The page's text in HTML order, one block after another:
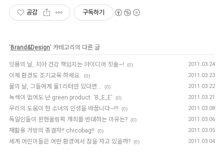
공감 구독하기
' Brand&Design' 카테고리의 다른 글
잇몸의 날, 치아 건강 책임지는 아이디어 칫솔~! (0) 2011.03.24
이제 환경도 조기교육 하세요. (0) 2011.03.23
물의 날, 그들에게 물1리터만 있다면... (0) 2011.03.22
녹색이 없어도 난 green product. 'B_E_E' (0) 2011.03.21
우리의 도움이 한 소녀의 인생을 바꿉니다~!!! (0) 2011.03.08
독일인들이 뮌헨올림픽 개최를 반대하는 이유는? (0) 2011.03.06
재활용 가방의 종결자!! chicobag!! (0) 2011.03.05
세계 어린이들은 어떤 환경에서 잠을 자고 있을까? (0) 2011.03.04